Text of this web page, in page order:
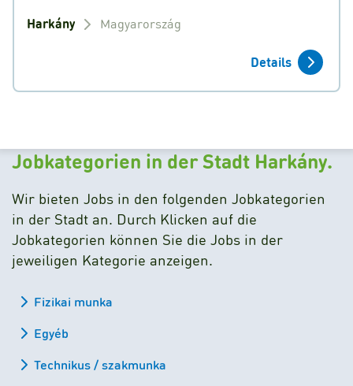
Harkány Magyarország
Details
Jobkategorien in der Stadt Harkány.
Wir bieten Jobs in den folgenden Jobkategorien
in der Stadt an. Durch Klicken auf die
Jobkategorien können Sie die Jobs in der
jeweiligen Kategorie anzeigen.
Fizikai munka
Egyéb
Technikus / szakmunka